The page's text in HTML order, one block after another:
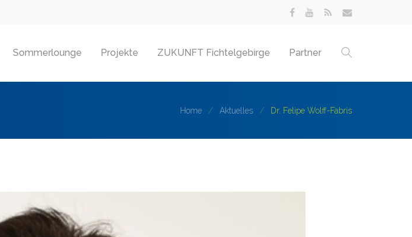
Sommerlounge Projekte ZUKUNFT Fichtelgebirge Partner
Home Aktuelles Dr. Felipe Wolff-Fabris